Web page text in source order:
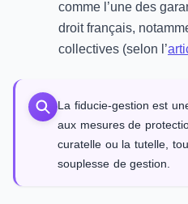
comme l’une des
droit français,
collectives (selon l’
La fiducie-gestion est
aux mesures de
curatelle ou la tutelle,
souplesse de gestion.